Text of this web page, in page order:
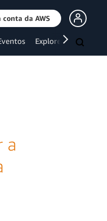
conta da AWS
Explore mais
a